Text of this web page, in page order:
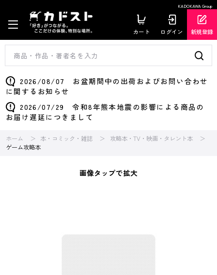
KADOKAWA Group
カート ログイン 新規登録
2026/08/07 お盆期間中の出荷およびお問い合わせ
に関するお知らせ
2026/07/29 令和8年熊本地震の影響による商品の
お届け遅延につきまして
ホーム 本・コミック・雑誌
攻略本・TV・映画・タレント本
ゲーム攻略本
画像タップで拡大